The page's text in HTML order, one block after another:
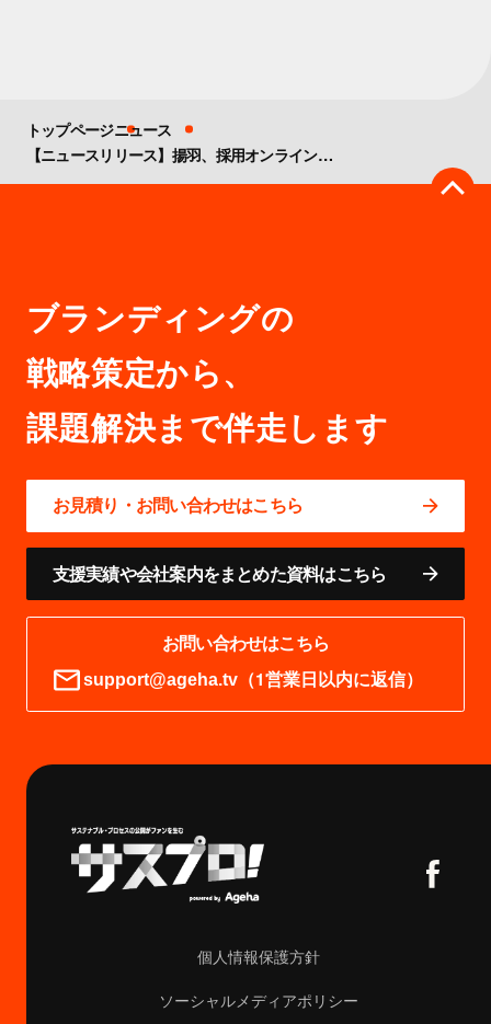
トップページニュース
【ニュースリリース】揚羽、採用オンライン化ソリューション第二弾！ 採用イベント『オンライン版 BiZMiL CAFE』を開催
ブランディングの
戦略策定から、
お見積り・お問い合わせはこちら
支援実績や会社案内をまとめた資料はこちら
お問い合わせはこちら
support@ageha.tv（1営業日以内に返信）
個人情報保護方針
ソーシャルメディアポリシー